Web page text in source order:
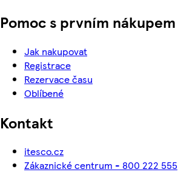
Pomoc s prvním nákupem
Jak nakupovat
Registrace
Rezervace času
Oblíbené
Kontakt
itesco.cz
Zákaznické centrum - 800 222 555